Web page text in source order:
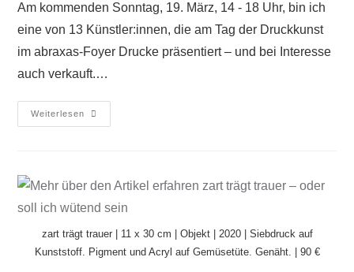
Am kommenden Sonntag, 19. März, 14 - 18 Uhr, bin ich
eine von 13 Künstler:innen, die am Tag der Druckkunst
im abraxas-Foyer Drucke präsentiert – und bei Interesse
auch verkauft.…
Weiterlesen
zart trägt trauer | 11 x 30 cm | Objekt | 2020 | Siebdruck auf
Kunststoff. Pigment und Acryl auf Gemüsetüte. Genäht. | 90 €